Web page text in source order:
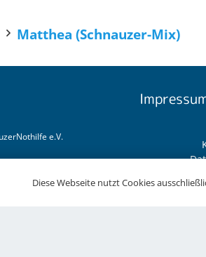
Matthea (Schnauzer-Mix)
e.V.
Diese Webseite nutzt Cookies